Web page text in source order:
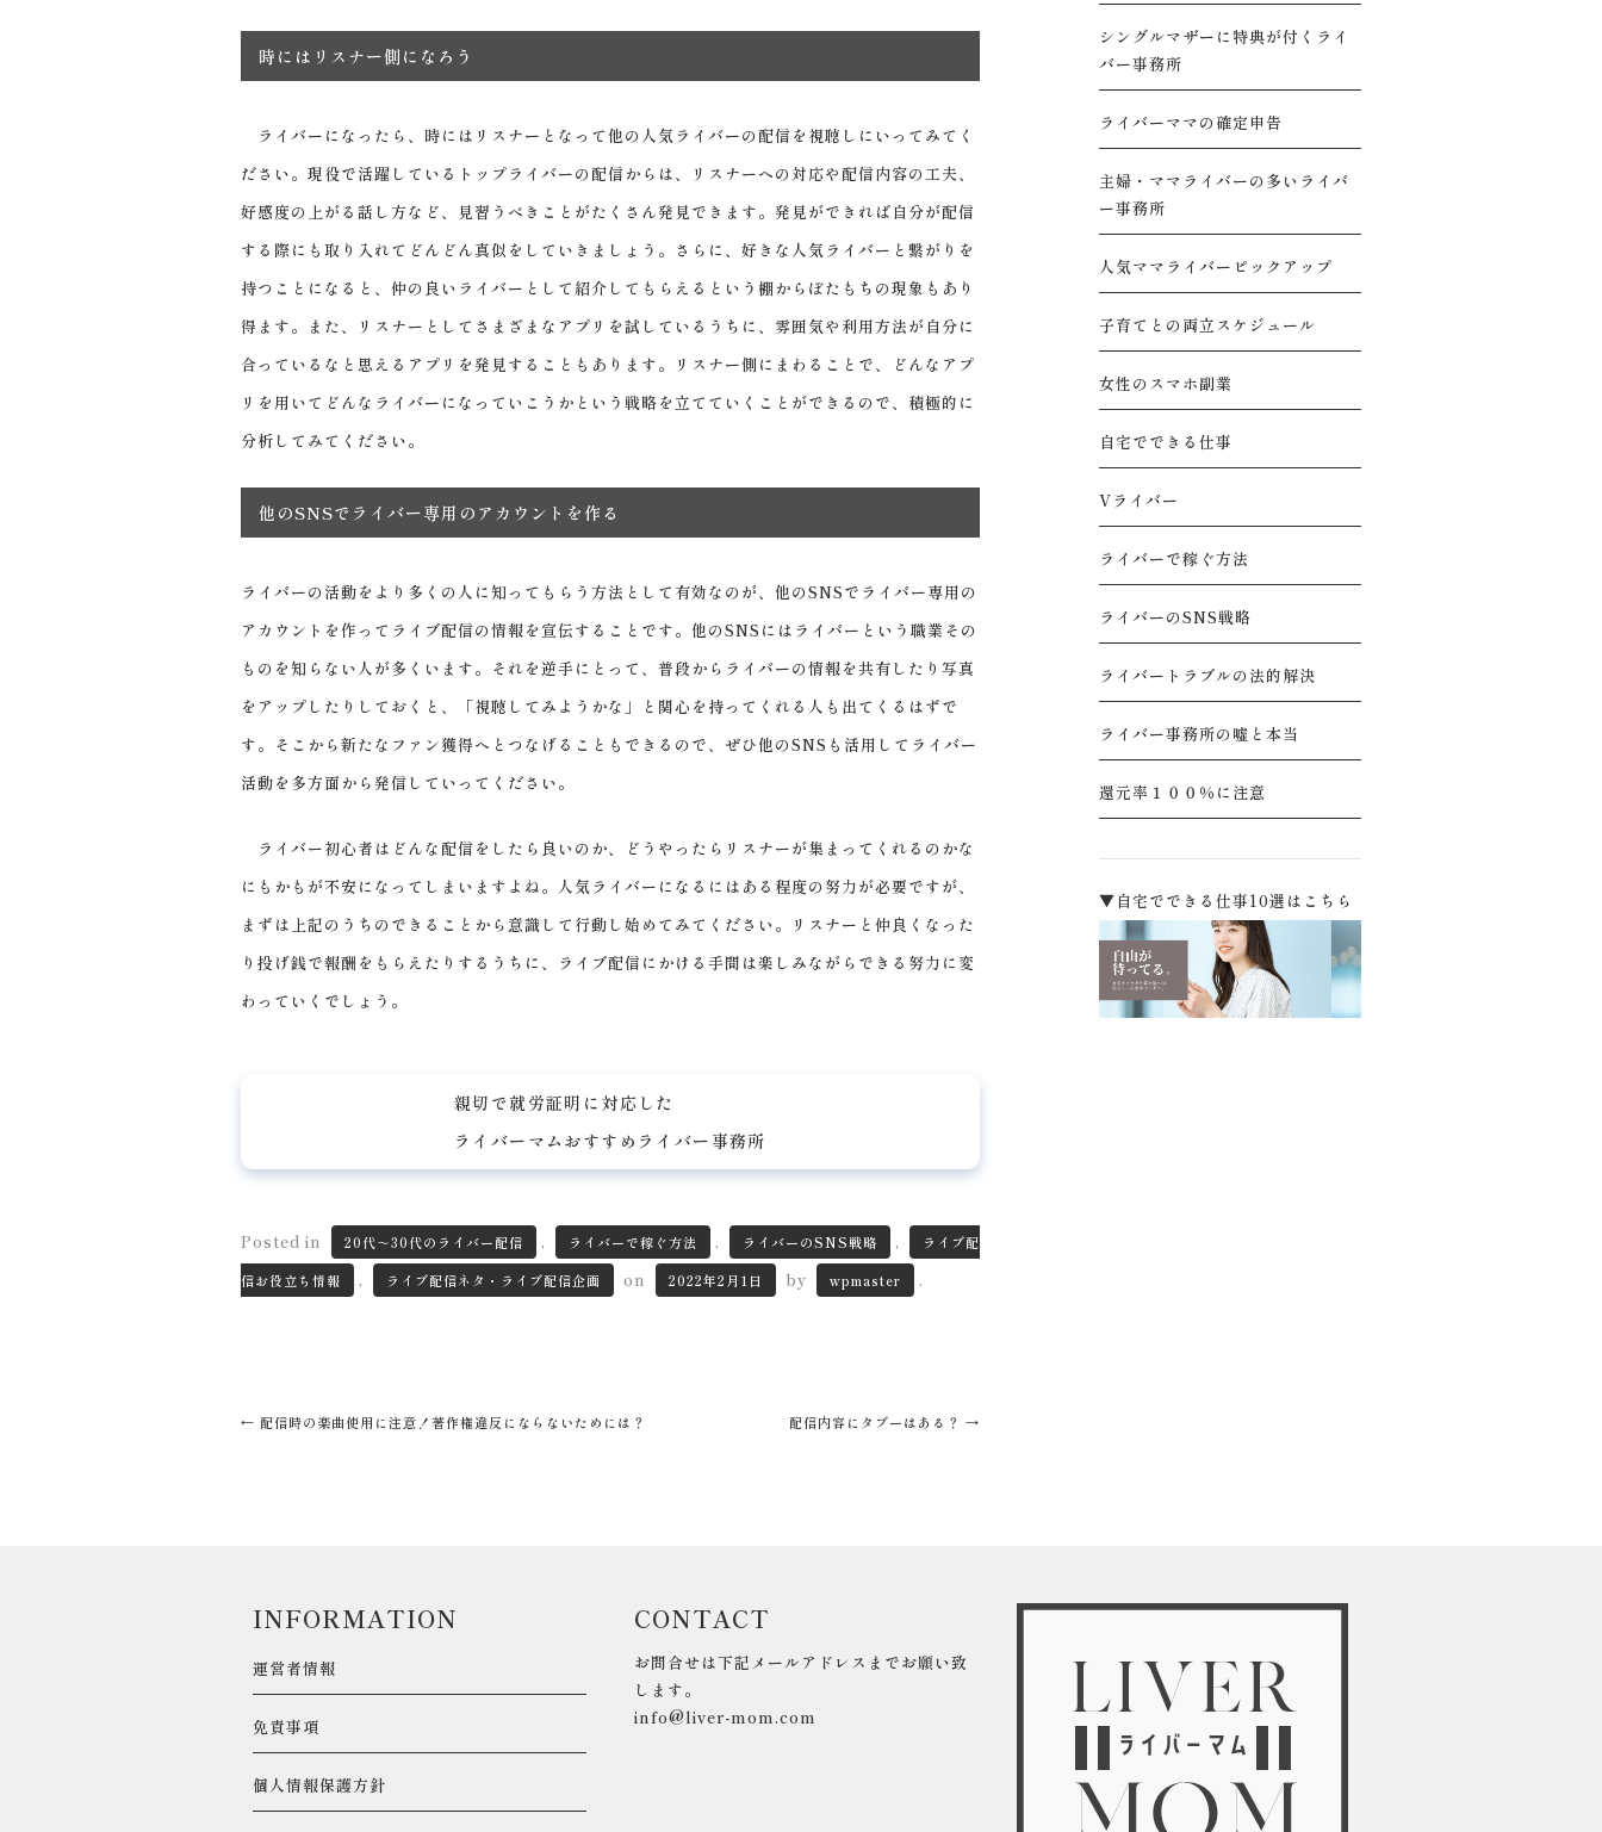
時にはリスナー側になろう
ライバーになったら、時にはリスナーとなって他の人気ライバーの配信を視聴しにいってみてく
ださい。現役で活躍しているトップライバーの配信からは、リスナーへの対応や配信内容の工夫、
好感度の上がる話し方など、見習うべきことがたくさん発見できます。発見ができれば自分が配信
する際にも取り入れてどんどん真似をしていきましょう。さらに、好きな人気ライバーと繋がりを
持つことになると、仲の良いライバーとして紹介してもらえるという棚からぼたもちの現象もあり
得ます。また、リスナーとしてさまざまなアプリを試しているうちに、雰囲気や利用方法が自分に
合っているなと思えるアプリを発見することもあります。リスナー側にまわることで、どんなアプ
リを用いてどんなライバーになっていこうかという戦略を立てていくことができるので、積極的に
分析してみてください。
他のSNSでライバー専用のアカウントを作る
ライバーの活動をより多くの人に知ってもらう方法として有効なのが、他のSNSでライバー専用の
アカウントを作ってライブ配信の情報を宣伝することです。他のSNSにはライバーという職業その
ものを知らない人が多くいます。それを逆手にとって、普段からライバーの情報を共有したり写真
をアップしたりしておくと、「視聴してみようかな」と関心を持ってくれる人も出てくるはずで
す。そこから新たなファン獲得へとつなげることもできるので、ぜひ他のSNSも活用してライバー
活動を多方面から発信していってください。
ライバー初心者はどんな配信をしたら良いのか、どうやったらリスナーが集まってくれるのかな
にもかもが不安になってしまいますよね。人気ライバーになるにはある程度の努力が必要ですが、
まずは上記のうちのできることから意識して行動し始めてみてください。リスナーと仲良くなった
り投げ銭で報酬をもらえたりするうちに、ライブ配信にかける手間は楽しみながらできる努力に変
わっていくでしょう。
親切で就労証明に対応した
ライバーマムおすすめライバー事務所
Posted in 20代～30代のライバー配信 , ライバーで稼ぐ方法 , ライバーのSNS戦略 ,
ライブ配
信お役立ち情報
, ライブ配信ネタ・ライブ配信企画 on 2022年2月1日 by wpmaster .
← 配信時の楽曲使用に注意！著作権違反にならないためには？ 配信内容にタブーはある？ →
シングルマザーに特典が付くライ
バー事務所
ライバーママの確定申告
主婦・ママライバーの多いライバ
ー事務所
人気ママライバーピックアップ
子育てとの両立スケジュール
女性のスマホ副業
自宅でできる仕事
Vライバー
ライバーで稼ぐ方法
ライバーのSNS戦略
ライバートラブルの法的解決
ライバー事務所の嘘と本当
還元率１００％に注意
▼自宅でできる仕事10選はこちら
INFORMATION
運営者情報
免責事項
個人情報保護方針
CONTACT
お問合せは下記メールアドレスまでお願い致
します。
info@liver-mom.com